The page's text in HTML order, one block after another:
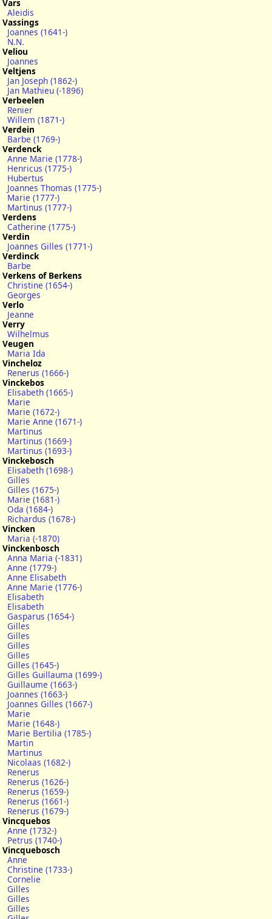
Vars
Aleidis
Vassings
Joannes (1641-)
N.N.
Veliou
Joannes
Veltjens
Jan Joseph (1862-)
Jan Mathieu (-1896)
Verbeelen
Renier
Willem (1871-)
Verdein
Barbe (1769-)
Verdenck
Anne Marie (1778-)
Henricus (1775-)
Hubertus
Joannes Thomas (1775-)
Marie (1777-)
Martinus (1777-)
Verdens
Catherine (1775-)
Verdin
Joannes Gilles (1771-)
Verdinck
Barbe
Verkens of Berkens
Christine (1654-)
Georges
Verlo
Jeanne
Verry
Wilhelmus
Veugen
Maria Ida
Vincheloz
Renerus (1666-)
Vinckebos
Elisabeth (1665-)
Marie
Marie (1672-)
Marie Anne (1671-)
Martinus
Martinus (1669-)
Martinus (1693-)
Vinckebosch
Elisabeth (1698-)
Gilles
Gilles (1675-)
Marie (1681-)
Oda (1684-)
Richardus (1678-)
Vincken
Maria (-1870)
Vinckenbosch
Anna Maria (-1831)
Anne (1779-)
Anne Elisabeth
Anne Marie (1776-)
Elisabeth
Elisabeth
Gasparus (1654-)
Gilles
Gilles
Gilles
Gilles
Gilles (1645-)
Gilles Guillauma (1699-)
Guillaume (1663-)
Joannes (1663-)
Joannes Gilles (1667-)
Marie
Marie (1648-)
Marie Bertilia (1785-)
Martin
Martinus
Nicolaas (1682-)
Renerus
Renerus (1626-)
Renerus (1659-)
Renerus (1661-)
Renerus (1679-)
Vincquebos
Anne (1732-)
Petrus (1740-)
Vincquebosch
Anne
Christine (1733-)
Cornelie
Gilles
Gilles
Gilles